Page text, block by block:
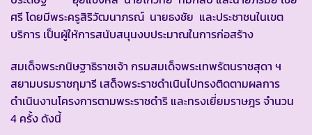
ศรี โดยมีพระครูสิริวัฒนาภรณ์ นายธงชัย และประชาชนในเขต
บริการ เป็นผู้ให้การสนับสนุนงบประมาณในการก่อสร้าง
สมเด็จพระกนิษฐาธิราชเจ้า กรมสมเด็จพระเทพรัตนราชสุดา ฯ
สยามบรมราชกุมารี เสด็จพระราชดำเนินไปทรงติดตามผลการ
ดำเนินงานโครงการตามพระราชดำริ และทรงเยี่ยมราษฎร จำนวน
4 ครั้ง ดังนี้